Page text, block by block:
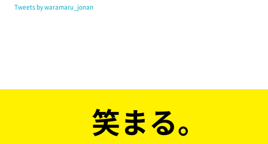
Tweets by waramaru_jonan
笑まる。